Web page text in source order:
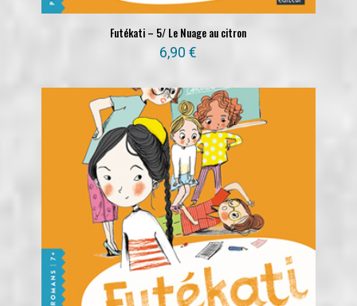
Futékati – 5/ Le Nuage au citron
6,90€